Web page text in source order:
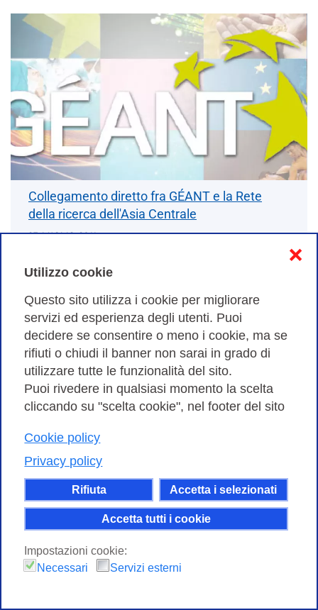
Utilizzo cookie
Questo sito utilizza i cookie per migliorare
servizi ed esperienza degli utenti. Puoi
decidere se consentire o meno i cookie, ma se
rifiuti o chiudi il banner non sarai in grado di
utilizzare tutte le funzionalità del sito.
Puoi rivedere in qualsiasi momento la scelta
cliccando su "scelta cookie", nel footer del sito
Cookie policy
Privacy policy
Rifiuta Accetta i selezionati
Accetta tutti i cookie
❌
Impostazioni cookie:
Necessari
Servizi esterni
Collegamento diretto fra GÉANT e la Rete
della ricerca dell'Asia Centrale
27 LUGLIO 2011
diretto a CAREN (The Central Asian Research and
Education Network). Questo circuito da 1Gbps
connette il router di CAREN a Francoforte al router di
GÉA…
GARR CERT Security Tutorial: aperte le
iscrizioni